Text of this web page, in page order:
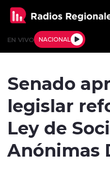
EN VIVO NACIONAL
Tendencias
Deportes
Senado
legislar
Ley de
Anónimas